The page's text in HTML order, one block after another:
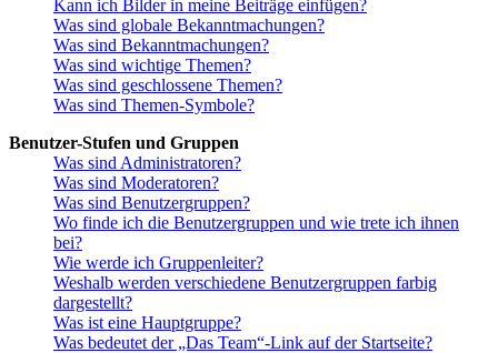
Kann ich Bilder in meine Beiträge einfügen?
Was sind globale Bekanntmachungen?
Was sind Bekanntmachungen?
Was sind wichtige Themen?
Was sind geschlossene Themen?
Was sind Themen-Symbole?
Benutzer-Stufen und Gruppen
Was sind Administratoren?
Was sind Moderatoren?
Was sind Benutzergruppen?
Wo finde ich die Benutzergruppen und wie trete ich ihnen
bei?
Wie werde ich Gruppenleiter?
Weshalb werden verschiedene Benutzergruppen farbig
dargestellt?
Was ist eine Hauptgruppe?
Was bedeutet der „Das Team“-Link auf der Startseite?